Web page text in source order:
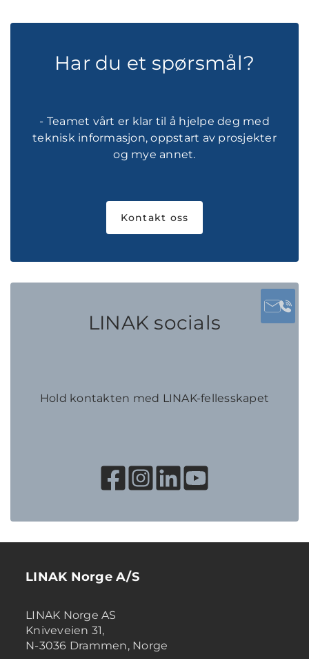
Har du et spørsmål?
- Teamet vårt er klar til å hjelpe deg med
teknisk informasjon, oppstart av prosjekter
og mye annet.
Kontakt oss
LINAK socials
Hold kontakten med LINAK-fellesskapet
LINAK Norge A/S
LINAK Norge AS
Kniveveien 31,
N-3036 Drammen, Norge